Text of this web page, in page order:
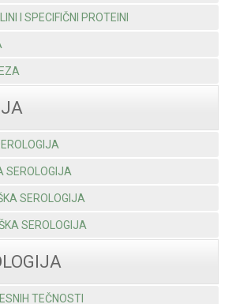
I SPECIFIČNI PROTEINI
SEROLOGIJA
SEROLOGIJA
SEROLOGIJA
TEČNOSTI